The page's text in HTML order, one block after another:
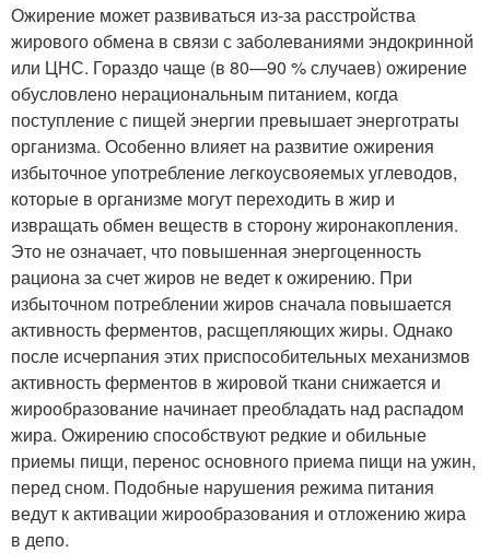
Ожирение может развиваться из-за расстройства
жирового обмена в связи с заболеваниями эндокринной
или ЦНС. Гораздо чаще (в 80—90 % случаев) ожирение
обусловлено нерациональным питанием, когда
поступление с пищей энергии превышает энерготраты
организма. Особенно влияет на развитие ожирения
избыточное употребление легкоусвояемых углеводов,
которые в организме могут переходить в жир и
извращать обмен веществ в сторону жиронакопления.
Это не означает, что повышенная энергоценность
рациона за счет жиров не ведет к ожирению. При
избыточном потреблении жиров сначала повышается
активность ферментов, расщепляющих жиры. Однако
после исчерпания этих приспособительных механизмов
активность ферментов в жировой ткани снижается и
жирообразование начинает преобладать над распадом
жира. Ожирению способствуют редкие и обильные
приемы пищи, перенос основного приема пищи на ужин,
перед сном. Подобные нарушения режима питания
ведут к активации жирообразования и отложению жира
в депо.